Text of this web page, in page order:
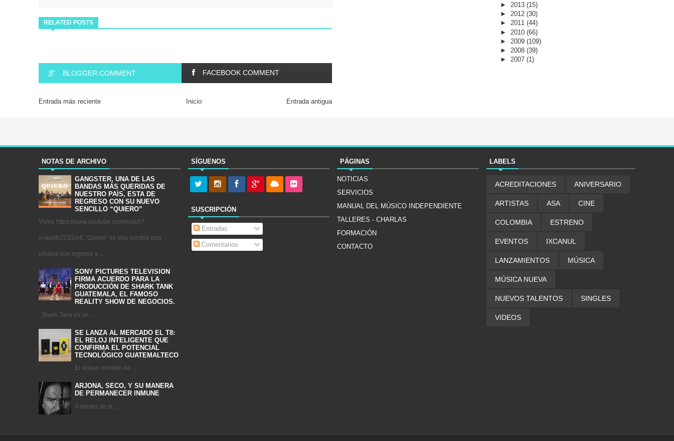
RELATED POSTS
BLOGGER COMMENT FACEBOOK COMMENT
Entrada más reciente Entrada antigua
Inicio
► 2013 (15)
► 2012 (30)
► 2011 (44)
► 2010 (66)
► 2009 (109)
► 2008 (39)
► 2007 (1)
NOTAS DE ARCHIVO
GANGSTER, UNA DE LAS
BANDAS MÁS QUERIDAS DE
NUESTRO PAÍS, ESTA DE
REGRESO CON SU NUEVO
SENCILLO “QUIERO”
Video https://www.youtube.com/watch?
v=apvfbZOZUnE “Quiero” es una cumbia pop
urbana que regresa a ...
SONY PICTURES TELEVISION
FIRMA ACUERDO PARA LA
PRODUCCIÓN DE SHARK TANK
GUATEMALA, EL FAMOSO
REALITY SHOW DE NEGOCIOS.
Shark Tank es un ...
SE LANZA AL MERCADO EL T8:
EL RELOJ INTELIGENTE QUE
CONFIRMA EL POTENCIAL
TECNOLÓGICO GUATEMALTECO
El octavo modelo de ...
ARJONA, SECO, Y SU MANERA
DE PERMANECER INMUNE
A meses de la ...
SÍGUENOS
SUSCRIPCIÓN
Entradas
Comentarios
PÁGINAS
NOTICIAS
SERVICIOS
MANUAL DEL MÚSICO INDEPENDIENTE
TALLERES - CHARLAS
FORMACIÓN
CONTACTO
LABELS
ACREDITACIONES ANIVERSARIO
ARTISTAS ASA CINE
COLOMBIA ESTRENO
EVENTOS IXCANUL
LANZAMIENTOS MÚSICA
MÚSICA NUEVA
NUEVOS TALENTOS SINGLES
VIDEOS